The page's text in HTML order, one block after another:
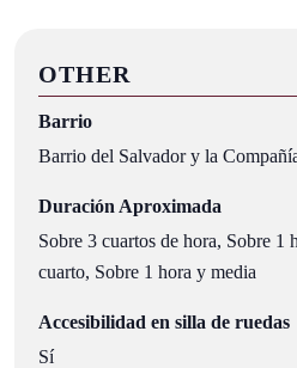
OTHER
Barrio
Barrio del Salvador y la
Duración Aproximada
Sobre 3 cuartos de hora, Sobre 1
cuarto, Sobre 1 hora y media
Accesibilidad en silla de ruedas
Sí